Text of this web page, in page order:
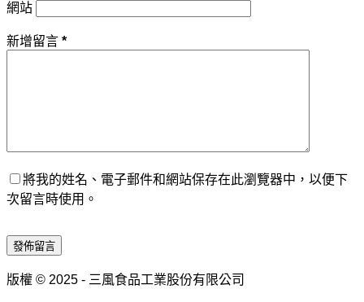
網站
新增留言 *
將我的姓名、電子郵件和網站保存在此瀏覽器中，以便下
次留言時使用。
發佈留言
版權 © 2025 - 三風食品工業股份有限公司